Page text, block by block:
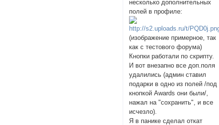
несколько дополнительных
полей в профиле:
(изображение примерное, так
как с тестового форума)
Кнопки работали по скрипту.
И вот внезапно все доп.поля
удалились (админ ставил
подарки в одно из полей /под
кнопкой Awards они были/,
нажал на "сохранить", и все
исчезло).
Я в панике сделал откат